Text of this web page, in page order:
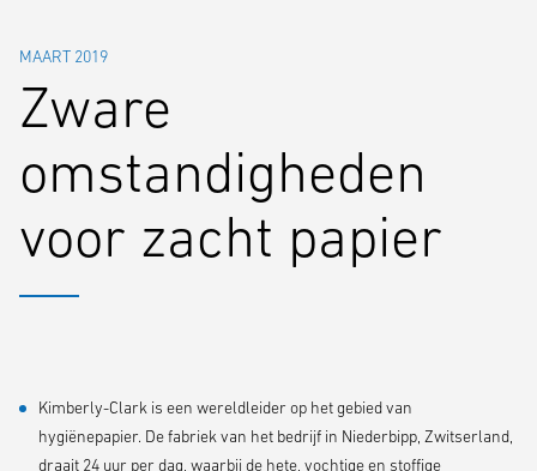
MAART 2019
Zware
omstandigheden
voor zacht papier
Kimberly-Clark is een wereldleider op het gebied van
hygiënepapier. De fabriek van het bedrijf in Niederbipp, Zwitserland,
draait 24 uur per dag, waarbij de hete, vochtige en stoffige